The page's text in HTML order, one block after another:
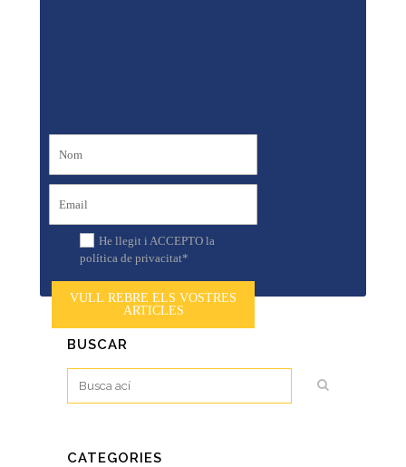
He llegit i ACCEPTO la
política de privacitat*
VULL REBRE ELS VOSTRES
ARTICLES
BUSCAR
CATEGORIES